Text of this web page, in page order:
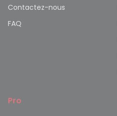
Contactez-nous
FAQ
Pro